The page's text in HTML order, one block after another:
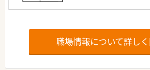
職場情報について詳しく